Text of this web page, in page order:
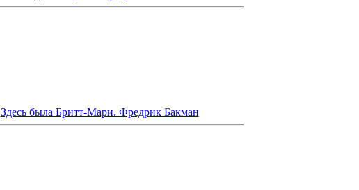
Здесь была Бритт-Мари. Фредрик Бакман